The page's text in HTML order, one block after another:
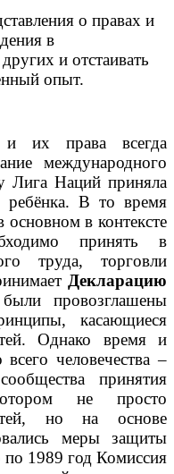
о правах и
в
и отстаивать
опыт.
и их права всегда
международного
Лига Наций приняла
ребёнка. В то время
основном в контексте
принять в
труда, торговли
Декларацию
провозглашены
касающиеся
Однако время и
человечества –
принятия
не просто
но на основе
меры защиты
по 1989 год Комиссия